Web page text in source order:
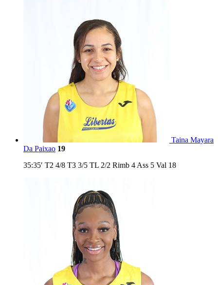
Taina Mayara
Da Paixao 19
35:35′ T2 4/8 T3 3/5 TL 2/2 Rimb 4 Ass 5 Val 18